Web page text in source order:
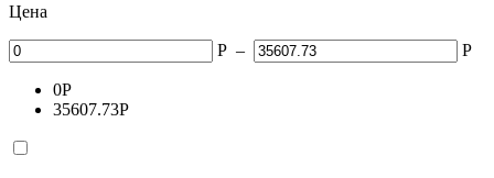
Цена
Р – Р
0Р
35607.73Р